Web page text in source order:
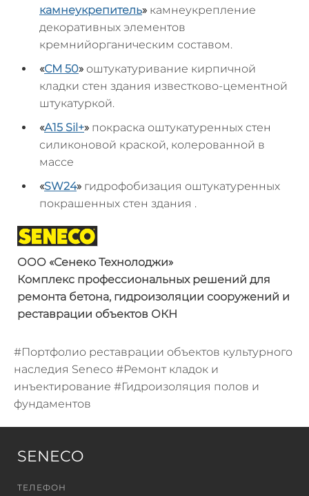
камнеукрепитель» камнеукрепление
декоративных элементов
кремнийорганическим составом.
«СМ 50» оштукатуривание кирпичной
кладки стен здания известково-цементной
штукатуркой.
«А15 Sil+» покраска оштукатуренных стен
силиконовой краской, колерованной в
массе
«SW24» гидрофобизация оштукатуренных
покрашенных стен здания .
ООО «Сенеко Технолоджи»
Комплекс профессиональных решений для
ремонта бетона, гидроизоляции сооружений и
реставрации объектов ОКН
#Портфолио реставрации объектов культурного
наследия Seneco #Ремонт кладок и
инъектирование #Гидроизоляция полов и
фундаментов
SENECO
ТЕЛЕФОН